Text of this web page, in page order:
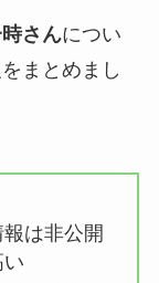
さんについ
まとめまし
は非公開